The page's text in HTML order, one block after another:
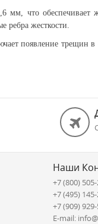
мм, что обеспечивает
жесткости.
появление трещин
Наши
+7 (800)
+7 (495)
+7 (909)
E-mail: